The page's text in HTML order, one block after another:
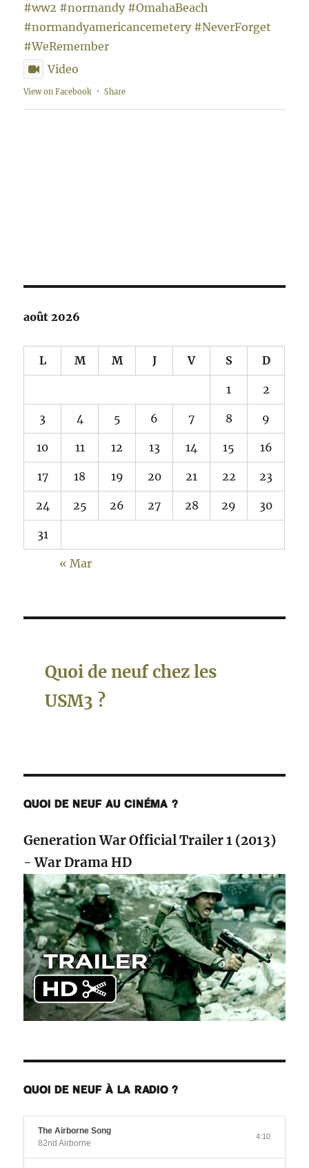
#ww2 #normandy #OmahaBeach
#normandyamericancemetery #NeverForget
#WeRemember
Video
View on Facebook · Share
août 2026
L M M J V S D
1 2
3 4 5 6 7 8 9
10 11 12 13 14 15 16
17 18 19 20 21 22 23
24 25 26 27 28 29 30
31
« Mar
Quoi de neuf chez les
USM3 ?
QUOI DE NEUF AU CINÉMA ?
Generation War Official Trailer 1 (2013)
- War Drama HD
QUOI DE NEUF À LA RADIO ?
The Airborne Song
82nd Airborne
4:10